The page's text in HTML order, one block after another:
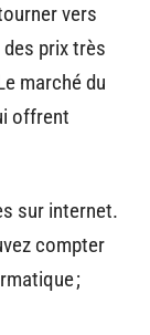
vers
prix très
marché du
offrent
sur internet.
compter
;